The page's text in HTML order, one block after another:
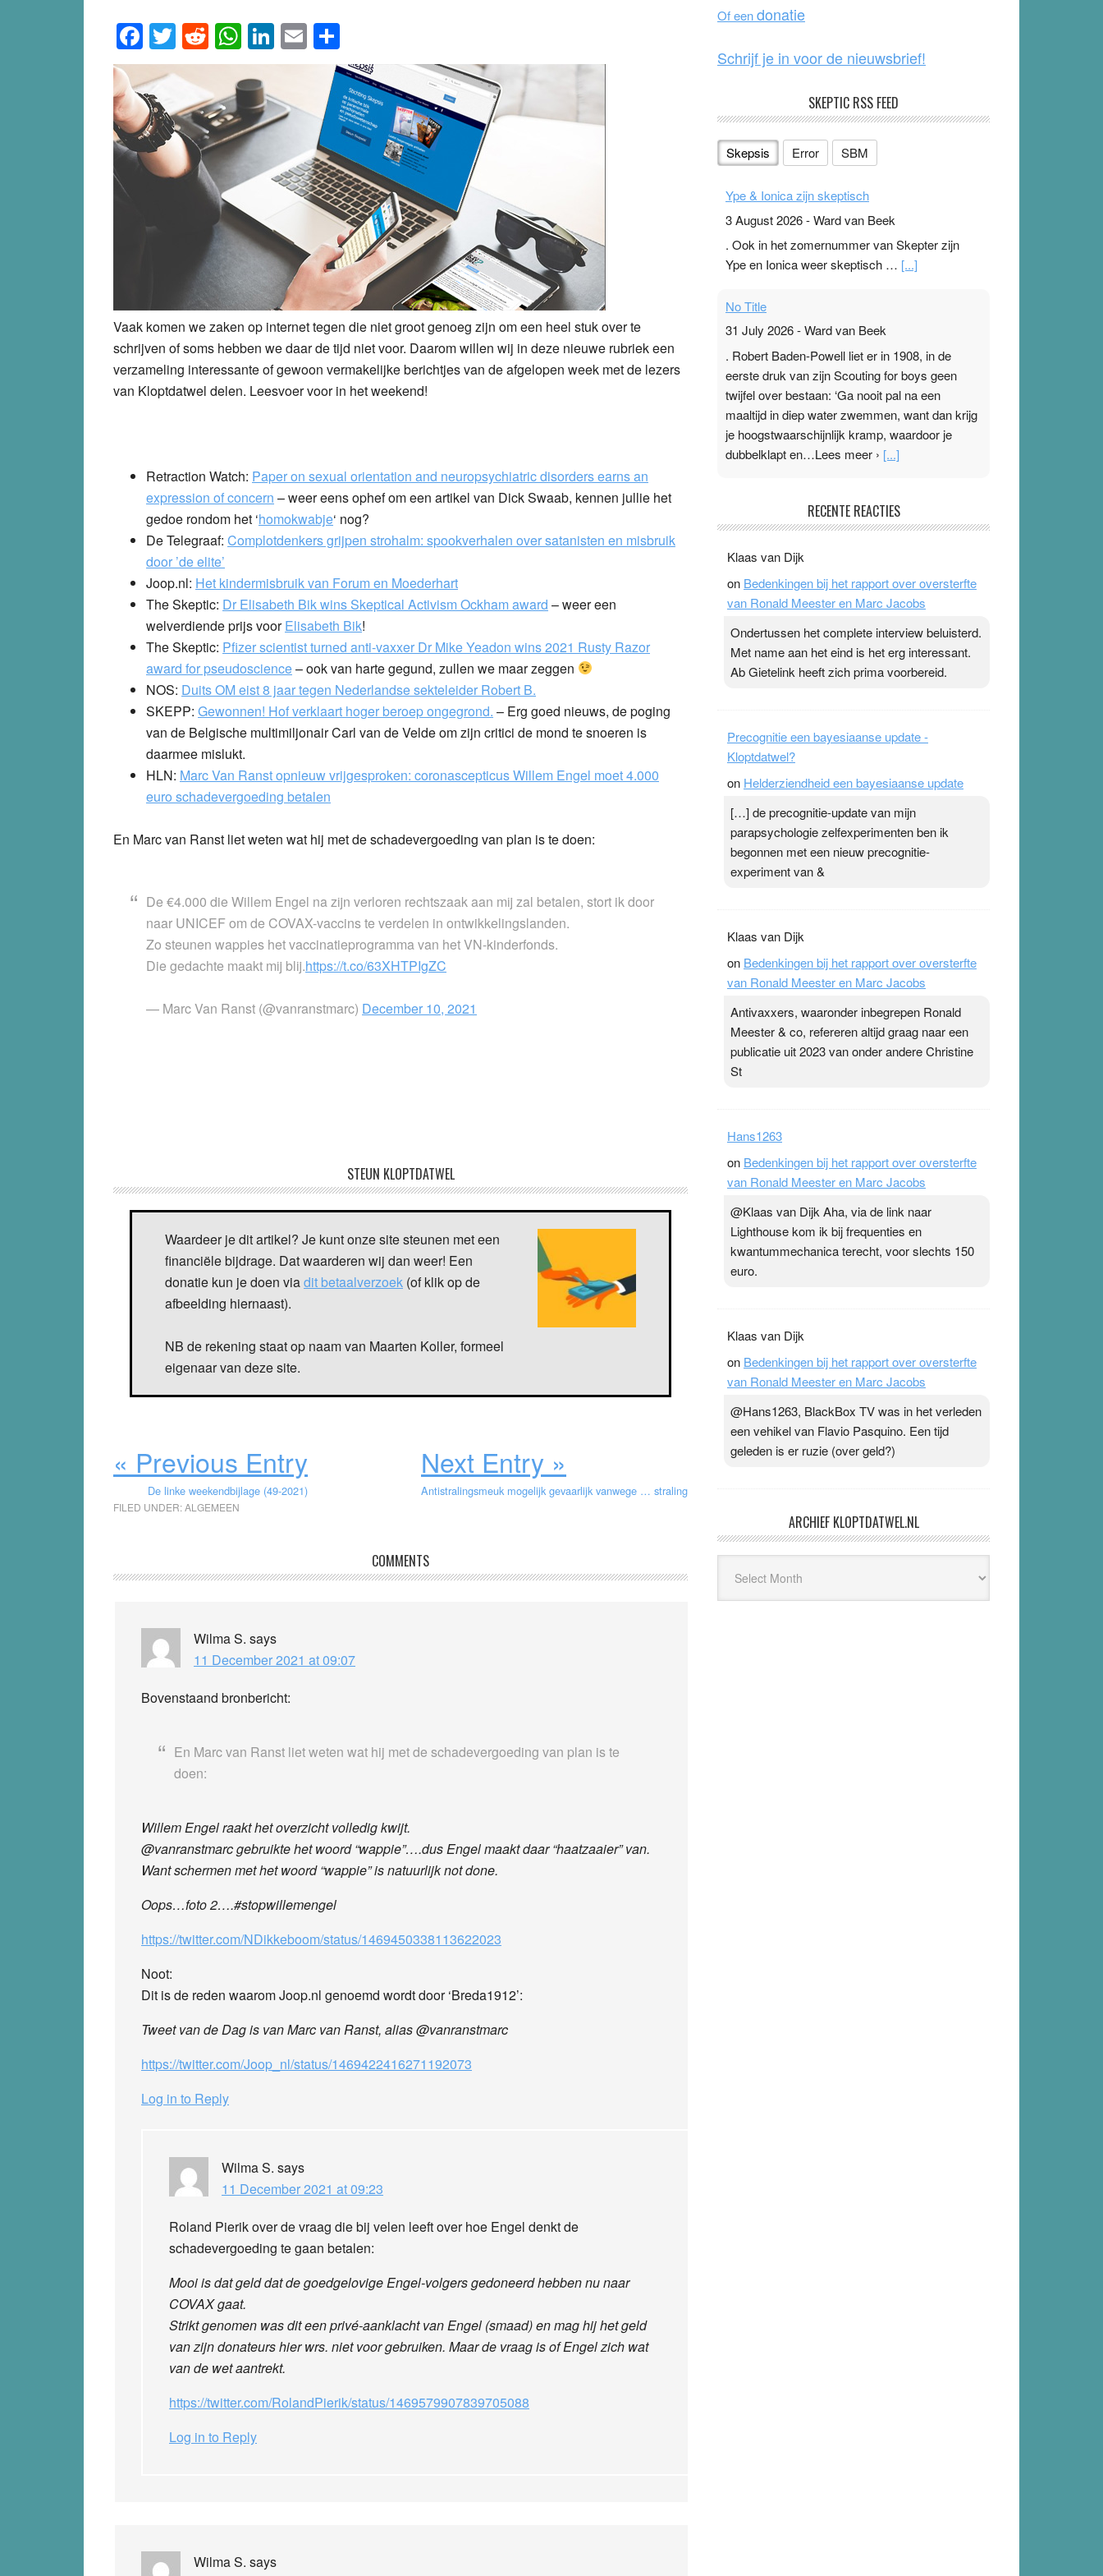
Facebook
Twitter
Reddit
WhatsApp
LinkedIn
Email
Vaak komen we zaken op internet tegen die niet groot genoeg zijn om een heel stuk over te
schrijven of soms hebben we daar de tijd niet voor. Daarom willen wij in deze nieuwe rubriek een
verzameling interessante of gewoon vermakelijke berichtjes van de afgelopen week met de lezers
van Kloptdatwel delen. Leesvoer voor in het weekend!
Retraction Watch: Paper on sexual orientation and neuropsychiatric disorders earns an
expression of concern – weer eens ophef om een artikel van Dick Swaab, kennen jullie het
gedoe rondom het ‘homokwabje‘ nog?
De Telegraaf: Complotdenkers grijpen strohalm: spookverhalen over satanisten en misbruik
door ’de elite’
Joop.nl: Het kindermisbruik van Forum en Moederhart
The Skeptic: Dr Elisabeth Bik wins Skeptical Activism Ockham award – weer een
welverdiende prijs voorElisabeth Bik!
The Skeptic: Pfizer scientist turned anti-vaxxer Dr Mike Yeadon wins 2021 Rusty Razor
award for pseudoscience– ook van harte gegund, zullen we maar zeggen
NOS: Duits OM eist 8 jaar tegen Nederlandse sekteleider Robert B.
SKEPP: Gewonnen! Hof verklaart hoger beroep ongegrond. – Erg goed nieuws, de poging
van de Belgische multimiljonair Carl van de Velde om zijn critici de mond te snoeren is
daarmee mislukt.
HLN: Marc Van Ranst opnieuw vrijgesproken: coronascepticus Willem Engel moet 4.000
euro schadevergoeding betalen
En Marc van Ranst liet weten wat hij met de schadevergoeding van plan is te doen:
De €4.000 die Willem Engel na zijn verloren rechtszaak aan mij zal betalen, stort ik door
naar UNICEF om de COVAX-vaccins te verdelen in ontwikkelingslanden.
Zo steunen wappies het vaccinatieprogramma van het VN-kinderfonds.
Die gedachte maakt mij blij.https://t.co/63XHTPIgZC
— Marc Van Ranst (@vanranstmarc) December 10, 2021
STEUN KLOPTDATWEL
Waardeer je dit artikel? Je kunt onze site steunen met een
financiële bijdrage. Dat waarderen wij dan weer! Een
donatie kun je doen viadit betaalverzoek (of klik op de
afbeelding hiernaast).
NB de rekening staat op naam van Maarten Koller, formeel
eigenaar van deze site.
« Previous Entry
De linke weekendbijlage (49-2021)
Next Entry »
Antistralingsmeuk mogelijk gevaarlijk vanwege … straling
FILED UNDER:ALGEMEEN
Interactions
COMMENTS
Wilma S. says
11 December 2021 at 09:07
Bovenstaand bronbericht:
En Marc van Ranst liet weten wat hij met de schadevergoeding van plan is te
doen:
Willem Engel raakt het overzicht volledig kwijt.
@vanranstmarc gebruikte het woord “wappie”….dus Engel maakt daar “haatzaaier” van.
Want schermen met het woord “wappie” is natuurlijk not done.
Oops…foto 2….#stopwillemengel
https://twitter.com/NDikkeboom/status/1469450338113622023
Noot:
Dit is de reden waarom Joop.nl genoemd wordt door ‘Breda1912’:
Tweet van de Dag is van Marc van Ranst, alias @vanranstmarc
https://twitter.com/Joop_nl/status/1469422416271192073
Log in to Reply
Wilma S. says
11 December 2021 at 09:23
Roland Pierik over de vraag die bij velen leeft over hoe Engel denkt de
schadevergoeding te gaan betalen:
Mooi is dat geld dat de goedgelovige Engel-volgers gedoneerd hebben nu naar
COVAX gaat.
Strikt genomen was dit een privé-aanklacht van Engel (smaad) en mag hij het geld
van zijn donateurs hier wrs. niet voor gebruiken. Maar de vraag is of Engel zich wat
van de wet aantrekt.
https://twitter.com/RolandPierik/status/1469579907839705088
Log in to Reply
Wilma S. says
k
Of eendonatie
Schrijf je in voor de nieuwsbrief!
SKEPTIC RSS FEED
Skepsis Error SBM
Ype & Ionica zijn skeptisch
3 August 2026-Ward van Beek
. Ook in het zomernummer van Skepter zijn
Ype en Ionica weer skeptisch … [...]
No Title
31 July 2026-Ward van Beek
. Robert Baden-Powell liet er in 1908, in de
eerste druk van zijn Scouting for boys geen
twijfel over bestaan: ‘Ga nooit pal na een
maaltijd in diep water zwemmen, want dan krijg
je hoogstwaarschijnlijk kramp, waardoor je
dubbelklapt en…Lees meer › [...]
Ward van Beek
topsporters. Ze hopen ermee hun hartslag te
verlagen terwijl ze meer zuurstof opnemen.
Daarop heeft zo’n pleister geen effect. Maar het
zijn. Door…Lees meer Pleisterplakkers in de
topspsort › [...]
RECENTE REACTIES
Klaas van Dijk
on Bedenkingen bij het rapport over oversterfte
van Ronald Meester en Marc Jacobs
Ondertussen het complete interview beluisterd.
Met name aan het eind is het erg interessant.
Ab Gietelink heeft zich prima voorbereid.
Precognitie een bayesiaanse update -
Kloptdatwel?
on Helderziendheid een bayesiaanse update
[…] de precognitie-update van mijn
parapsychologie zelfexperimenten ben ik
begonnen met een nieuw precognitie-
experiment van &
Klaas van Dijk
on Bedenkingen bij het rapport over oversterfte
van Ronald Meester en Marc Jacobs
Antivaxxers, waaronder inbegrepen Ronald
Meester & co, refereren altijd graag naar een
publicatie uit 2023 van onder andere Christine
St
Hans1263
on Bedenkingen bij het rapport over oversterfte
van Ronald Meester en Marc Jacobs
@Klaas van Dijk Aha, via de link naar
Lighthouse kom ik bij frequenties en
kwantummechanica terecht, voor slechts 150
euro.
Klaas van Dijk
on Bedenkingen bij het rapport over oversterfte
van Ronald Meester en Marc Jacobs
@Hans1263, BlackBox TV was in het verleden
een vehikel van Flavio Pasquino. Een tijd
geleden is er ruzie (over geld?)
ARCHIEF KLOPTDATWEL.NL
Kloptdatwel.nl